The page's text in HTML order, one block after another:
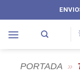
al
contenido
PORTADA »